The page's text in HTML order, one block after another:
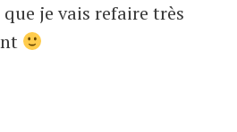
je vais refaire très